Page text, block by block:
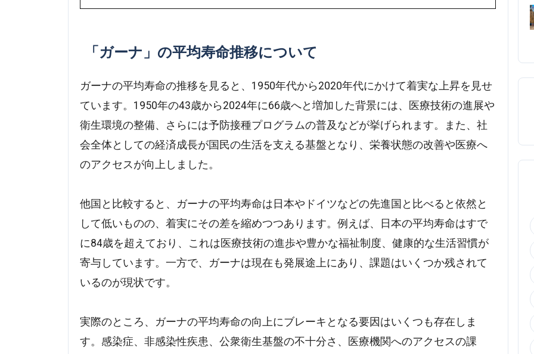
「ガーナ」の平均寿命推移について
ガーナの平均寿命の推移を見ると、1950年代から2020年代にかけて着実な上昇を見せ
ています。1950年の43歳から2024年に66歳へと増加した背景には、医療技術の進展や
衛生環境の整備、さらには予防接種プログラムの普及などが挙げられます。また、社
会全体としての経済成長が国民の生活を支える基盤となり、栄養状態の改善や医療へ
のアクセスが向上しました。
他国と比較すると、ガーナの平均寿命は日本やドイツなどの先進国と比べると依然と
して低いものの、着実にその差を縮めつつあります。例えば、日本の平均寿命はすで
に84歳を超えており、これは医療技術の進歩や豊かな福祉制度、健康的な生活習慣が
寄与しています。一方で、ガーナは現在も発展途上にあり、課題はいくつか残されて
いるのが現状です。
実際のところ、ガーナの平均寿命の向上にブレーキとなる要因はいくつも存在しま
す。感染症、非感染性疾患、公衆衛生基盤の不十分さ、医療機関へのアクセスの課